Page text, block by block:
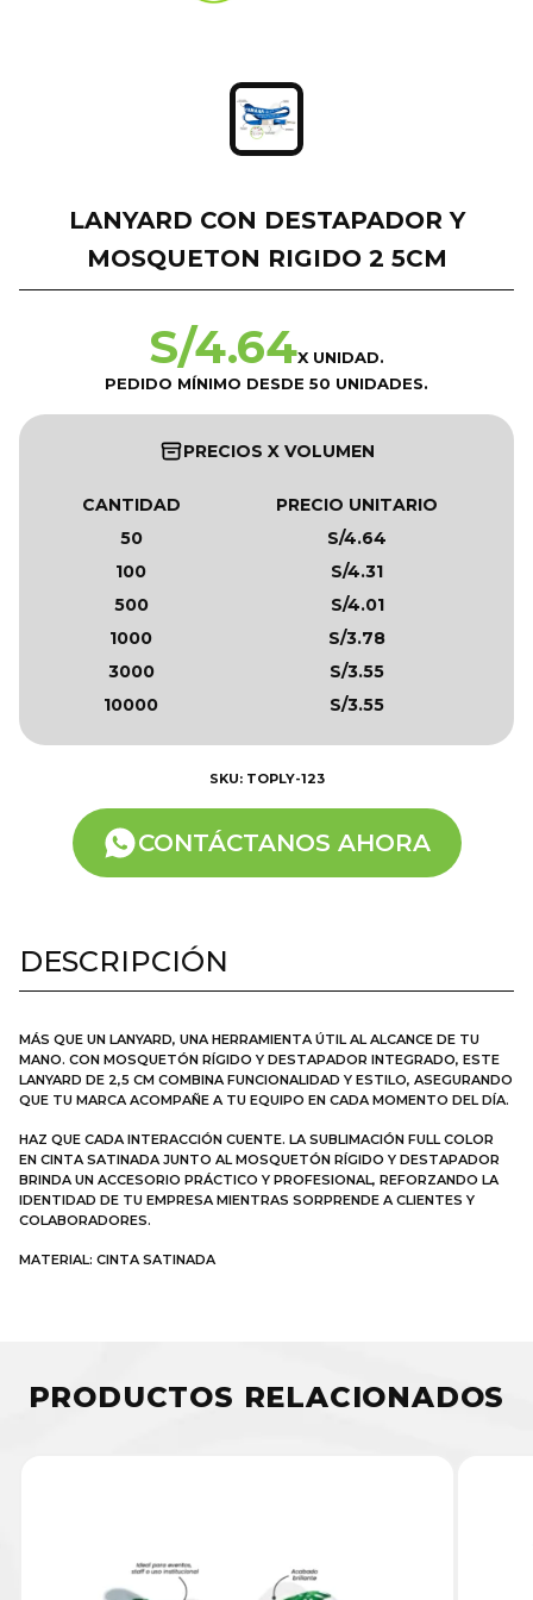
LANYARD CON DESTAPADOR Y
MOSQUETON RIGIDO 2 5CM
S/4.64X UNIDAD.
PEDIDO MÍNIMO DESDE 50 UNIDADES.
PRECIOS X VOLUMEN
CANTIDAD
PRECIO UNITARIO
50
S/4.64
100
S/4.31
500
S/4.01
1000
S/3.78
3000
S/3.55
10000
S/3.55
SKU: TOPLY-123
CONTÁCTANOS AHORA
DESCRIPCIÓN
MÁS QUE UN LANYARD, UNA HERRAMIENTA ÚTIL AL ALCANCE DE TU
MANO. CON MOSQUETÓN RÍGIDO Y DESTAPADOR INTEGRADO, ESTE
LANYARD DE 2,5 CM COMBINA FUNCIONALIDAD Y ESTILO, ASEGURANDO
QUE TU MARCA ACOMPAÑE A TU EQUIPO EN CADA MOMENTO DEL DÍA.
HAZ QUE CADA INTERACCIÓN CUENTE. LA SUBLIMACIÓN FULL COLOR
EN CINTA SATINADA JUNTO AL MOSQUETÓN RÍGIDO Y DESTAPADOR
BRINDA UN ACCESORIO PRÁCTICO Y PROFESIONAL, REFORZANDO LA
IDENTIDAD DE TU EMPRESA MIENTRAS SORPRENDE A CLIENTES Y
COLABORADORES.
MATERIAL: CINTA SATINADA
PRODUCTOS RELACIONADOS